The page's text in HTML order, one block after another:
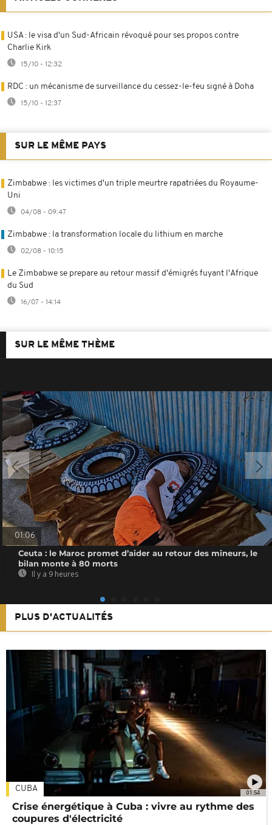
USA : le visa d'un Sud-Africain révoqué pour ses propos contre
Charlie Kirk
15/10 - 12:32
RDC : un mécanisme de surveillance du cessez-le-feu signé à Doha
15/10 - 12:37
SUR LE MÊME PAYS
Zimbabwe : les victimes d'un triple meurtre rapatriées du Royaume-
Uni
04/08 - 09:47
Zimbabwe : la transformation locale du lithium en marche
02/08 - 10:15
Le Zimbabwe se prepare au retour massif d'émigrés fuyant l'Afrique
du Sud
16/07 - 14:14
SUR LE MÊME THÈME
01:06
Ceuta : le Maroc promet d’aider au retour des mineurs, le
bilan monte à 80 morts
Il y a 9 heures
PLUS D'ACTUALITÉS
01:54
CUBA
Crise énergétique à Cuba : vivre au rythme des
coupures d'électricité